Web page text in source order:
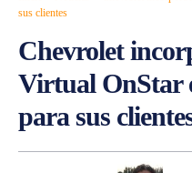
sus clientes
Chevrolet
Virtual OnStar
para sus